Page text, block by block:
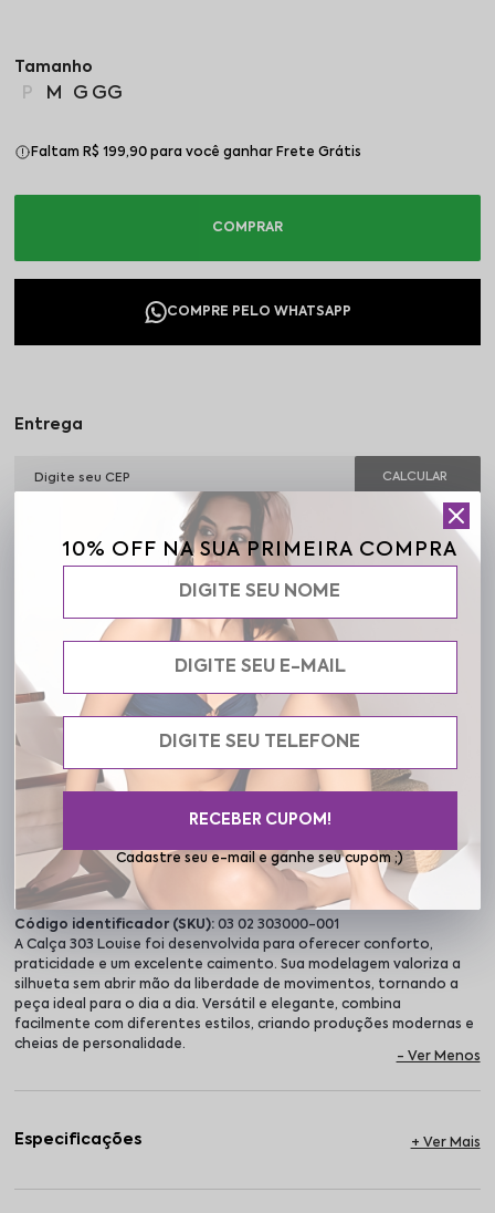
P M G GG
Faltam R$ 199,90 para você ganhar Frete Grátis
Parcele em até 6x sem juros
5% OFF na sua primeira compra "PRIMEIRACOMPRA"
Ganhe 5% OFF pagando no PIX
Frete grátis acima de R$ 199,90
Descrição completa
Código identificador (SKU): 03 02 303000-001
A Calça 303 Louise foi desenvolvida para oferecer conforto,
praticidade e um excelente caimento. Sua modelagem valoriza a
silhueta sem abrir mão da liberdade de movimentos, tornando a
peça ideal para o dia a dia. Versátil e elegante, combina
facilmente com diferentes estilos, criando produções modernas e
cheias de personalidade.
Especificações
10% OFF NA SUA PRIMEIRA COMPRA
Cadastre seu e-mail e ganhe seu cupom ;)
RECEBER CUPOM!